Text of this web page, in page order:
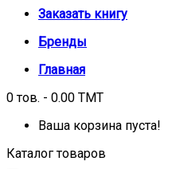
Заказать книгу
Бренды
Главная
0 тов. - 0.00 TMT
Ваша корзина пуста!
Каталог товаров